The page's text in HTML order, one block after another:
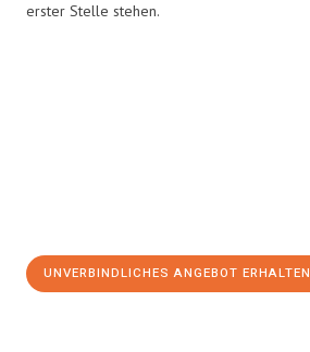
erster Stelle stehen.
UNVERBINDLICHES ANGEBOT ERHALTEN